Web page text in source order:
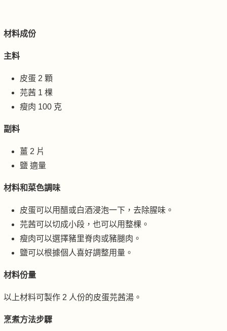
材料成份
主料
皮蛋 2 顆
芫茜 1 棵
瘦肉 100 克
副料
薑 2 片
鹽 適量
材料和菜色調味
皮蛋可以用醋或白酒浸泡一下，去除腥味。
芫茜可以切成小段，也可以用整棵。
瘦肉可以選擇豬里脊肉或豬腿肉。
鹽可以根據個人喜好調整用量。
材料份量
以上材料可製作 2 人份的皮蛋芫茜湯。
烹煮方法步驟